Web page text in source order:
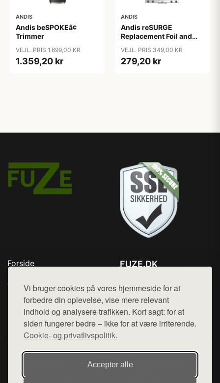
Vi bruger cookies på vores hjemmeside for at
forbedre din oplevelse, vise mere relevant
indhold og analysere trafikken. Kort sagt: for at
siden fungerer bedre – ikke for at være irriterende.
Cookie- og privatlivspolitik.
Accepter alle
ANDIS
Andis beSPOKEâ¢
Trimmer
VEJL. PRIS 1.699,00 KR
1.359,20 kr
ANDIS
Andis reSURGE
Replacement Foil and
VEJL. PRIS 349,00 KR
279,20 kr
Forside
Top Rabatter
Kontakt
FUZE.DK
Mail: hej@want.dk
Cookie- og privatlivspolitik
Denne side er en del af want.dk, der udgiver en række
hjemmesider med præsentation af forskellige produkter fra